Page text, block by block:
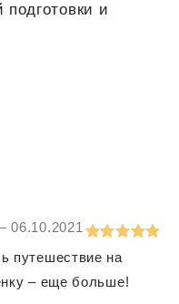
и
Rated
– 06.10.2021
путешествие на
– еще больше!